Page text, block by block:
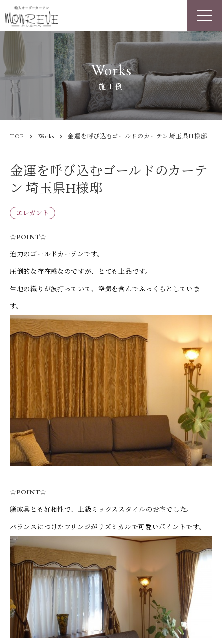
Works
施工例
TOP chevron_right Works chevron_right 金運を呼び込むゴールドのカーテン 埼玉県H様邸
金運を呼び込むゴールドのカーテ
ン 埼玉県H様邸
エレガント
☆POINT☆
迫力のゴールドカーテンです。
圧倒的な存在感なのですが、とても上品です。
生地の織りが波打っていて、空気を含んでふっくらとしていま
す。
☆POINT☆
籐家具とも好相性で、上級ミックススタイルのお宅でした。
バランスにつけたフリンジがリズミカルで可愛いポイントです。